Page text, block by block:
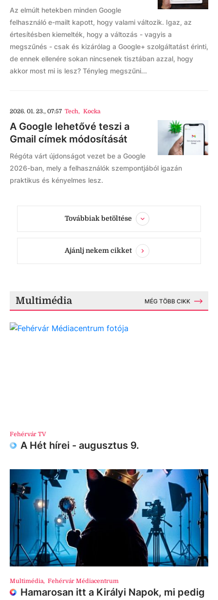
Az elmúlt hetekben minden Google
felhasználó e-mailt kapott, hogy valami változik. Igaz, az
értesítésben kiemelték, hogy a változás - vagyis a
megszűnés - csak és kizárólag a Google+ szolgáltatást érinti,
de ennek ellenére sokan nincsenek tisztában azzal, hogy
akkor most mi is lesz? Tényleg megszűni...
2026. 01. 23., 07:57 Tech, Kocka
A Google lehetővé teszi a
Gmail címek módosítását
Régóta várt újdonságot vezet be a Google
2026-ban, mely a felhasználók szempontjából igazán
praktikus és kényelmes lesz.
Továbbiak betöltése
Ajánlj nekem cikket
Multimédia MÉG TÖBB CIKK
Fehérvár TV
A Hét hírei - augusztus 9.
Multimédia, Fehérvár Médiacentrum
Hamarosan itt a Királyi Napok, mi pedig